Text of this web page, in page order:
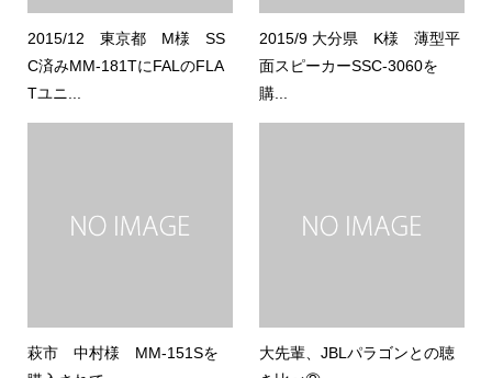
2015/12 東京都 M様 SS
C済みMM-181TにFALのFLA
Tユニ...
2015/9 大分県 K様 薄型平
面スピーカーSSC-3060を
購...
萩市 中村様 MM-151Sを
大先輩、JBLパラゴンとの聴